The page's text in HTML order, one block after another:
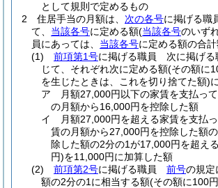
として規則で定めるもの
2
住居手当の月額は、 次の各号に掲げる職
て、 当該各号に定める額(当該各号のいず
員にあっては、 当該各号に定める額の合
(1)
前項第1号に掲げる職員 次に掲げる
じて、それぞれ次に定める額(その額に
を生じたときは、これを切り捨てた額)
ア
月額27,000円以下の家賃を支払っ
の月額から16,000円を控除した額
イ
月額27,000円を超える家賃を支払
賃の月額から27,000円を控除した額
除した額の2分の1が17,000円を超え
円)を11,000円に加算した額
(2)
前項第2号に掲げる職員 前号の規定
額の2分の1に相当する額(その額に100